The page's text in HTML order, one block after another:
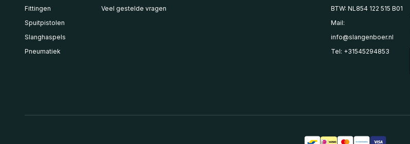
Fittingen
Spuitpistolen
Slanghaspels
Pneumatiek
Veel gestelde vragen
BTW: NL854 122 515 B01
Mail:
info@slangenboer.nl
Tel: +31545294853